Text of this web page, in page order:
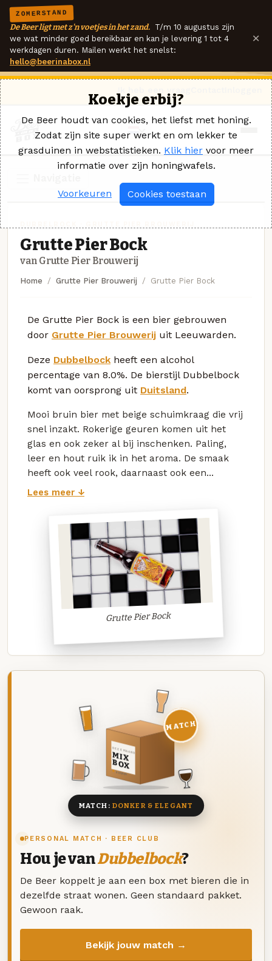
ZOMERSTAND
De Beer ligt met z'n voetjes in het zand. T/m 10 augustus zijn
we wat minder goed bereikbaar en kan je levering 1 tot 4
werkdagen duren. Mailen werkt het snelst:
hello@beerinabox.nl
×
Grutte Pier Bock
van Grutte Pier Brouwerij
Home Grutte Pier Brouwerij Grutte Pier Bock
De Grutte Pier Bock is een bier gebrouwen
door Grutte Pier Brouwerij uit Leeuwarden.
Deze Dubbelbock heeft een alcohol
percentage van 8.0%. De bierstijl Dubbelbock
komt van oorsprong uit Duitsland.
Mooi bruin bier met beige schuimkraag die vrij
snel inzakt. Rokerige geuren komen uit het
glas en ook zeker al bij inschenken. Paling,
leer en hout ruik ik in het aroma. De smaak
heeft ook veel rook, daarnaast ook een...
Lees meer ↓
Grutte Pier Bock
PERSONAL MATCH · BEER CLUB
Hou je vanDubbelbock?
De Beer koppelt je aan een box met bieren die in
dezelfde straat wonen. Geen standaard pakket.
Gewoon raak.
Bekijk jouw match →
DEZE MAAND
MIX
BOX
8 BIEREN
MATCH
MATCH: DONKER & ELEGANT
Koekje erbij?
De Beer houdt van cookies, het liefst met honing.
Zodat zijn site super werkt en om lekker te
grasduinen in webstatistieken. Klik hier voor meer
informatie over zijn honingwafels.
Voorkeuren Cookies toestaan